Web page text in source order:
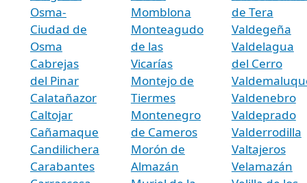
Osma-
Ciudad de
Osma
Cabrejas
del Pinar
Calatañazor
Caltojar
Cañamaque
Candilichera
Carabantes
Momblona
Monteagudo
de las
Vicarías
Montejo de
Tiermes
Montenegro
de Cameros
Morón de
Almazán
de Tera
Valdegeña
Valdelagua
del Cerro
Valdenebro
Valdeprado
Valderrodilla
Valtajeros
Velamazán